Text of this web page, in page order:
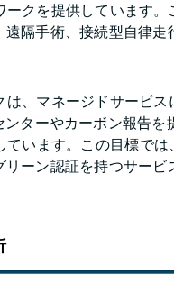
ークを提供しています
隔手術、接続型自律
、マネージドサービ
ターやカーボン報告
います。この目標で
ーン認証を持つサー